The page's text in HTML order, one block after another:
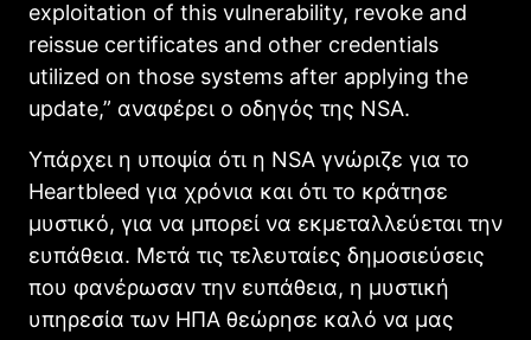
exploitation of this vulnerability, revoke and
reissue certificates and other credentials
utilized on those systems after applying the
update,” αναφέρει ο οδηγός της NSΑ.
Υπάρχει η υποψία ότι η NSΑ γνώριζε για το
Heartbleed για χρόνια και ότι το κράτησε
μυστικό, για να μπορεί να εκμεταλλεύεται την
ευπάθεια. Μετά τις τελευταίες δημοσιεύσεις
που φανέρωσαν την ευπάθεια, η μυστική
υπηρεσία των ΗΠΑ θεώρησε καλό να μας